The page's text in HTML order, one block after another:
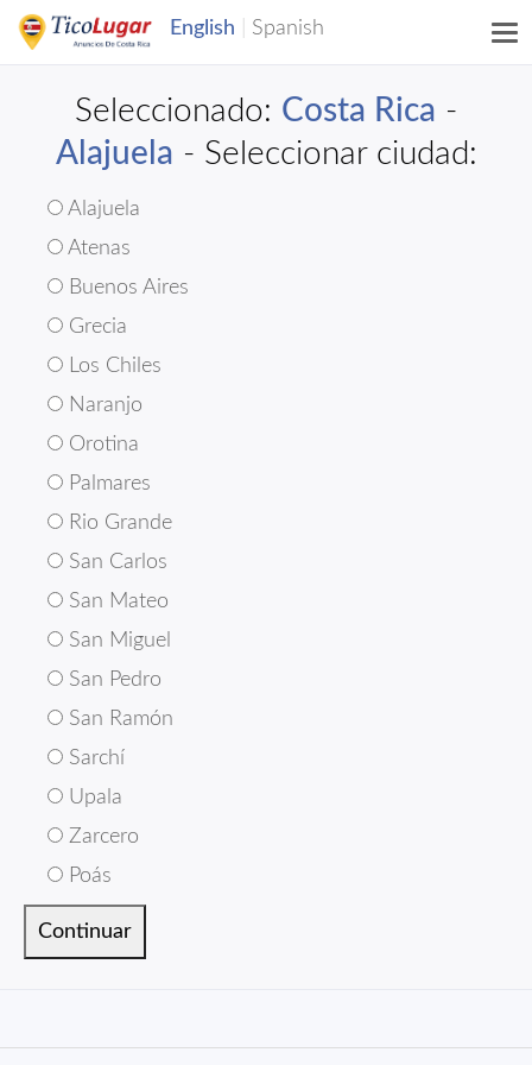
Seleccionado: Costa Rica -
Alajuela - Seleccionar ciudad:
Alajuela
Atenas
Buenos Aires
Grecia
Los Chiles
Naranjo
Orotina
Palmares
Rio Grande
San Carlos
San Mateo
San Miguel
San Pedro
San Ramón
Sarchí
Upala
Zarcero
Poás